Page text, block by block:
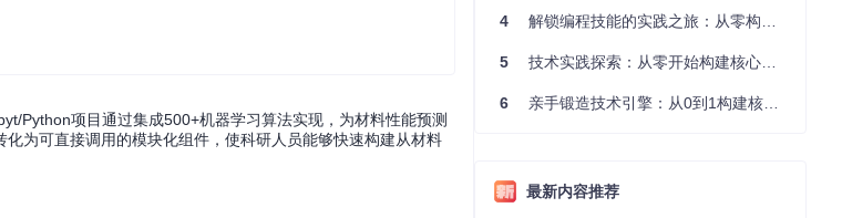
Python项目通过集成500+机器学习算法实现，为材料性能预测
为可直接调用的模块化组件，使科研人员能够快速构建从材料
4 解锁编程技能的实践之旅：从零构建你的技术世界
5 技术实践探索：从零开始构建核心系统的实践指南
6 亲手锻造技术引擎：从0到1构建核心系统的实践指南
最新内容推荐